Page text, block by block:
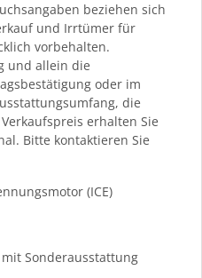
beziehen sich
und Irrtümer für
vorbehalten.
und allein die
oder im
die
erhalten Sie
Bitte kontaktieren Sie
(ICE)
Sonderausstattung